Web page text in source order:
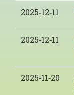
2025-12-11
2025-12-11
2025-11-20